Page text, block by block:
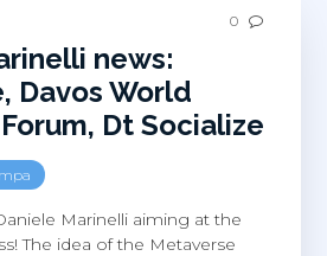
le
0
news:
Davos World
Dt Socialize
Marinelli aiming at the
The idea of the Metaverse